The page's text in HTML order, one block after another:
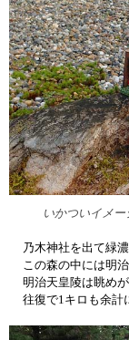
いかついイメ
乃木神社を出て緑
この森の中には明
明治天皇陵は眺め
往復で1キロも余計